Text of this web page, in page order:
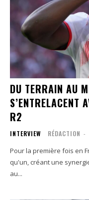
DU TERRAIN AU
S’ENTRELACENT
R2
INTERVIEW RÉDACTION -
Pour la première fois en
qu'un, créant une
au...